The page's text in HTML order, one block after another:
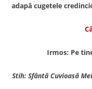
adapă cugetele
Irmos: Pe
Stih: Sfântă Cuvioasă